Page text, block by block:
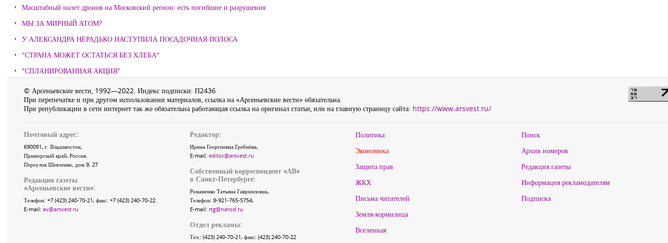
Масштабный налет дронов на Московский регион: есть погибшие и разрушения
МЫ ЗА МИРНЫЙ АТОМ?
У АЛЕКСАНДРА НЕРАДЬКО НАСТУПИЛА ПОСАДОЧНАЯ ПОЛОСА
"СТРАНА МОЖЕТ ОСТАТЬСЯ БЕЗ ХЛЕБА"
"СПЛАНИРОВАННАЯ АКЦИЯ"
© Арсеньевские вести, 1992—2022. Индекс подписки: П2436
При перепечатке и при другом использовании материалов, ссылка на «Арсеньевские вести» обязательна.
При републикации в сети интернет так же обязательна работающая ссылка на оригинал статьи, или на главную страницу сайта: https://www.arsvest.ru/
Почтовый адрес:
690091, г. Владивосток,
Приморский край, Россия.
Переулок Шевченко, дом 9, 27
Редакция газеты
«Арсеньевские вести»:
Телефон: +7 (423) 240-70-21, факс: +7 (423) 240-70-22
E-mail: av@arsvest.ru
Редактор:
Ирина Георгиевна Гребнёва,
E-mail: editor@arsvest.ru
Собственный корреспондент «АВ»
в Санкт-Петербурге:
Романенко Татьяна Гаврииловна,
Телефон: 8-921-765-5754,
E-mail: rtg@narod.ru
Отдел рекламы:
Тел.: (423) 240-70-21, факс: (423) 240-70-22
Политика
Экономика
Защита прав
ЖКХ
Письма читателей
Земля-кормилица
Вселенная
Поиск
Архив номеров
Редакция газеты
Информация рекламодателям
Подписка